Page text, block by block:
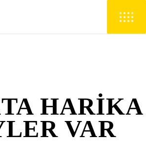
HARIKA
VAR